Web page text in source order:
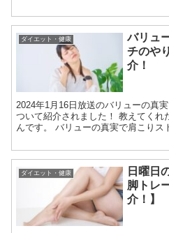
ダイエット・健康
バリュ
チのや
介！
2024年1月16日放送のバリューの真
ついて紹介されました！ 教えてくれ
んです。 バリューの真実で肩こりス
ダイエット・健康
日曜日
脚トレ
介！】